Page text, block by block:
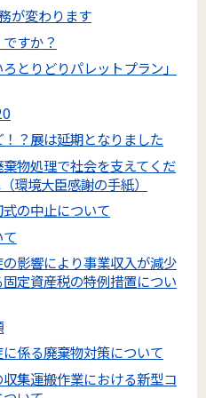
が変わります
すか？
とりどりパレットプラン」
！？展は延期となりました
棄物処理で社会を支えてくだ
環境大臣感謝の手紙）
式の中止について
影響により事業収入が減少
定資産税の特例措置につい
係る廃棄物対策について
収集運搬作業における新型コ